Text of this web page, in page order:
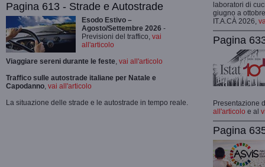
Pagina 613 - Strade e Autostrade
Esodo Estivo –
Agosto/Settembre 2026 -
Previsioni del traffico, vai
all'articolo
Viaggiare sereni durante le feste, vai all'articolo
Traffico sulle autostrade italiane per Natale e
Capodanno, vai all'articolo
La situazione delle strade e le autostrade in tempo reale.
laboratori di
giugno a
IT.A.CÀ 2026,
Pagina
Presentazione
all'articolo e al
Pagina